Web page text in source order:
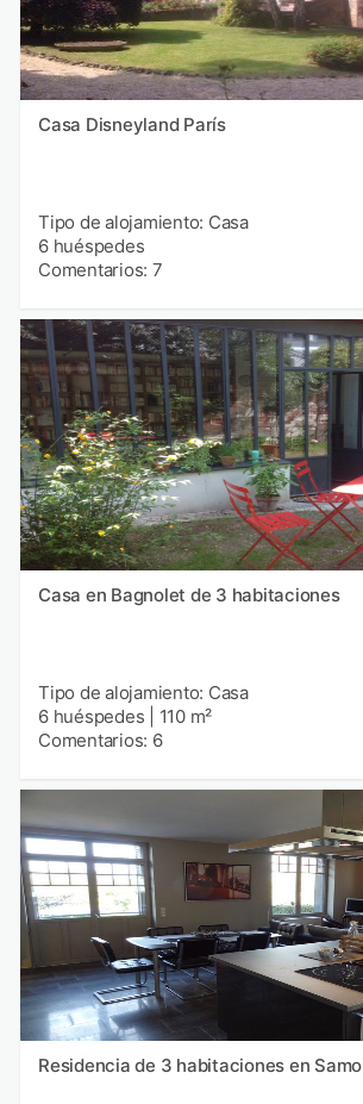
Casa Disneyland París
Tipo de alojamiento: Casa
6 huéspedes
Comentarios: 7
Casa en Bagnolet de 3 habitaciones
Tipo de alojamiento: Casa
6 huéspedes
110 m²
Comentarios: 6
Residencia de 3 habitaciones en